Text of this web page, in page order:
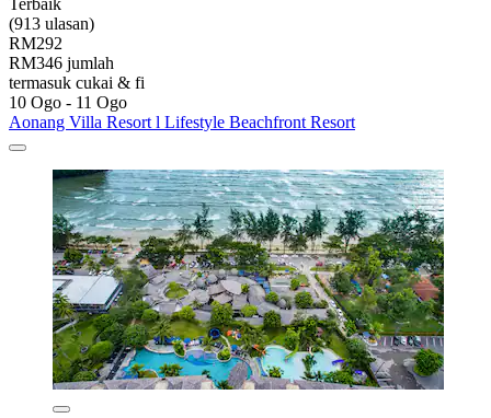
Terbaik
(913 ulasan)
RM292
RM346 jumlah
termasuk cukai & fi
10 Ogo - 11 Ogo
Aonang Villa Resort l Lifestyle Beachfront Resort